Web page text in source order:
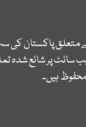
متعلق پاکستان کی
پر شائع شدہ
ہیں۔